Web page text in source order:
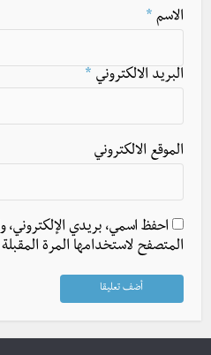
الاسم *
البريد الالكتروني *
الموقع الالكتروني
احفظ اسمي، بريدي الإلكتروني،
المتصفح لاستخدامها المرة